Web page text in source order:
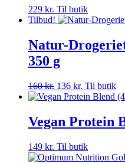
229 kr. Til butik
Tilbud!
Natur-
350 g
160kr. Den
oprindelige
var:
160 kr..
136 kr. Den
aktuelle
136 kr..
Til butik
Vegan Protein
149 kr. Til butik